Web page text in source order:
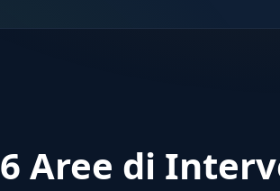
6 Aree di